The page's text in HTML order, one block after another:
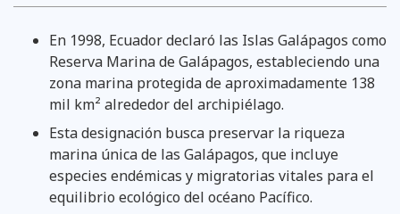
En 1998, Ecuador declaró las Islas Galápagos como
Reserva Marina de Galápagos, estableciendo una
zona marina protegida de aproximadamente 138
mil km² alrededor del archipiélago.
Esta designación busca preservar la riqueza
marina única de las Galápagos, que incluye
especies endémicas y migratorias vitales para el
equilibrio ecológico del océano Pacífico.